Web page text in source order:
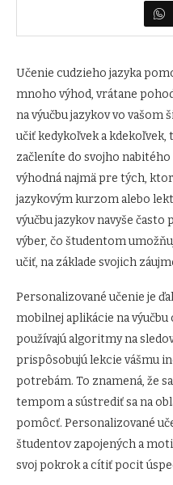
Učenie cudzieho jazyka
mnoho výhod, vrátane
na výučbu jazykov vo
učiť kedykoľvek a kdekoľvek,
začleníte do svojho
výhodná najmä pre tých,
jazykovým kurzom alebo
výučbu jazykov navyše
výber, čo študentom
učiť, na základe svojich
Personalizované učenie je
mobilnej aplikácie na
používajú algoritmy na
prispôsobujú lekcie vášmu
potrebám. To znamená, že
tempom a sústrediť sa na
pomôcť. Personalizované
študentov zapojených a
svoj pokrok a cítiť pocit